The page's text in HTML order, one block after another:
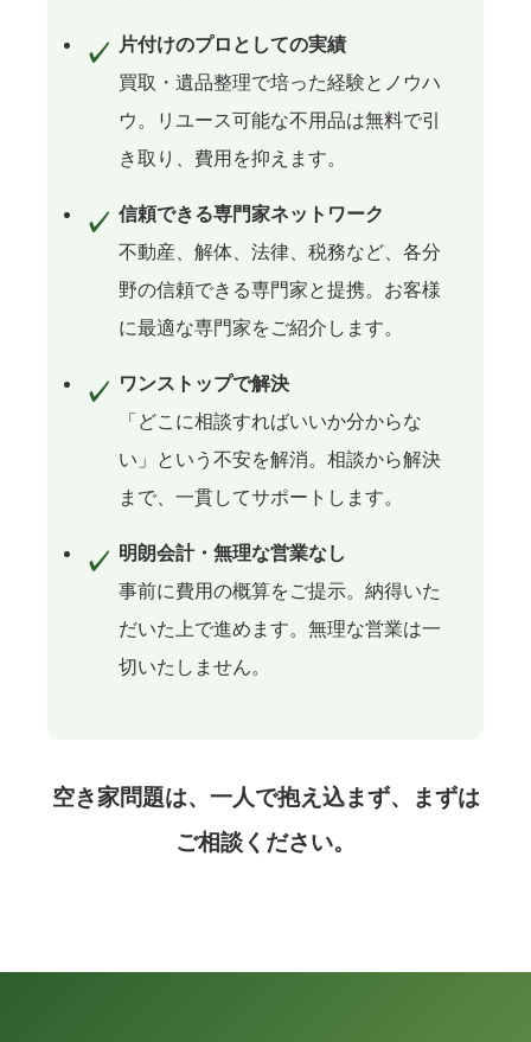
片付けのプロとしての実績
買取・遺品整理で培った経験とノウハ
ウ。リユース可能な不用品は無料で引
き取り、費用を抑えます。
信頼できる専門家ネットワーク
不動産、解体、法律、税務など、各分
野の信頼できる専門家と提携。お客様
に最適な専門家をご紹介します。
ワンストップで解決
「どこに相談すればいいか分からな
い」という不安を解消。相談から解決
まで、一貫してサポートします。
明朗会計・無理な営業なし
事前に費用の概算をご提示。納得いた
だいた上で進めます。無理な営業は一
切いたしません。
空き家問題は、一人で抱え込まず、まずは
ご相談ください。